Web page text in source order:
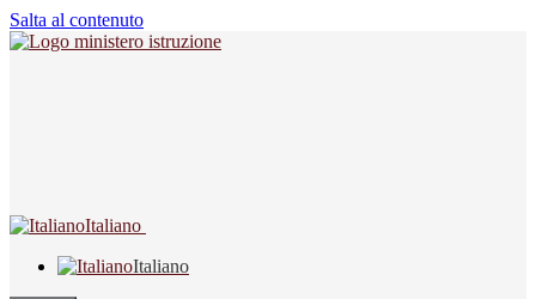
Salta al contenuto
Italiano
Italiano